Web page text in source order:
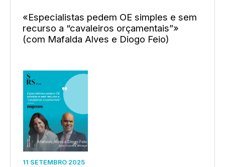
«Especialistas pedem OE simples e sem
recurso a “cavaleiros orçamentais”»
(com Mafalda Alves e Diogo Feio)
11 SETEMBRO 2025